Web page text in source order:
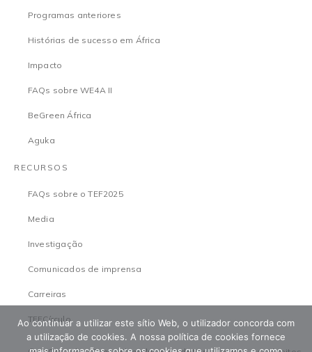
Programas anteriores
Histórias de sucesso em África
Impacto
FAQs sobre WE4A II
BeGreen África
Aguka
RECURSOS
FAQs sobre o TEF2025
Media
Investigação
Comunicados de imprensa
Carreiras
TEFCírculo
Ao continuar a utilizar este sítio Web, o utilizador concorda com
a utilização de cookies. A nossa política de cookies fornece